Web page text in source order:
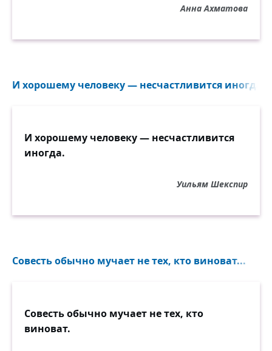
Анна Ахматова
И хорошему человеку — несчастливится иногда...
И хорошему человеку — несчастливится
иногда.
Уильям Шекспир
Совесть обычно мучает не тех, кто виноват...
Совесть обычно мучает не тех, кто
виноват.